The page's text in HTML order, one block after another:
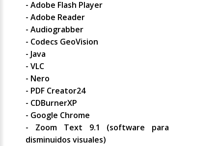
- Adobe Flash Player
- Adobe Reader
- Audiograbber
- Codecs GeoVision
- Java
- VLC
- Nero
- PDF Creator24
- CDBurnerXP
- Google Chrome
- Zoom Text 9.1 (software para
disminuidos visuales)